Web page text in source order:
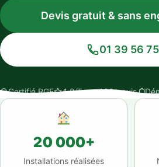
Devis gratuit & sans
01 39 56
Certifié RGE 4,8/5 sur 100+ avis
20 000+
Installations réalisées